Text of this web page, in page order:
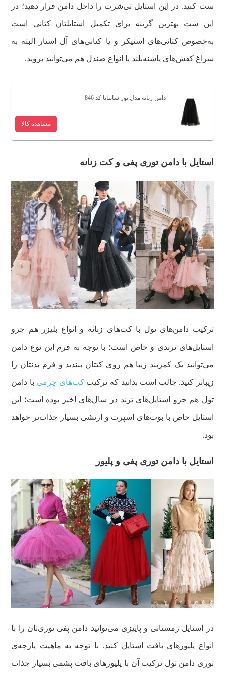
ست کنید. در این استایل تی‌شرت را داخل دامن قرار دهید؛ در
این ست بهترین گزینه برای تکمیل استایلتان کتانی است
به‌خصوص کتانی‌های اسنیکر و یا کتانی‌های آل استار البته به
سراغ کفش‌های پاشنه‌بلند یا انواع صندل هم می‌توانید بروید.
دامن زنانه مدل تور سانتانا کد 846
مشاهده کالا
استایل با دامن توری پفی و کت زنانه
ترکیب دامن‌های تول با کت‌های زنانه و انواع بلیزر هم جزو
استایل‌های ترندی و خاص است؛ با توجه به فرم این نوع دامن
می‌توانید یک کمربند زیبا هم روی کتتان ببندید و فرم بدنتان را
زیباتر کنید. جالب است بدانید که ترکیبکت‌های چرمی با دامن
تول هم جزو استایل‌های ترند در سال‌های اخیر بوده است؛ این
استایل خاص با بوت‌های اسپرت و ارتشی بسیار جذاب‌تر خواهد
بود.
استایل با دامن توری پفی و پلیور
در استایل زمستانی و پاییزی می‌توانید دامن پفی توری‌تان را با
انواع پلیورهای بافت استایل کنید. با توجه به ماهیت پارچه‌ی
توری دامن تول ترکیب آن با پلیورهای بافت پشمی بسیار جذاب